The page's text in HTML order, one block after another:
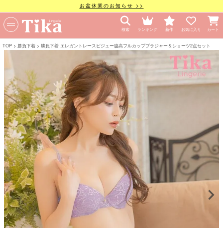
お盆休業のお知らせ >>
検索 ランキング 新作 お気に入り カート
TOP 勝負下着 勝負下着 エレガントレースビジュー脇高フルカップブラジャー＆ショーツ2点セット